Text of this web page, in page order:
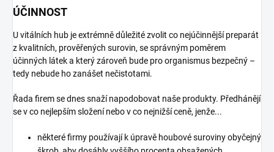
ÚČINNOST
U vitálních hub je extrémně důležité zvolit co nejúčinnější preparát
z kvalitních, prověřených surovin, se správným poměrem
účinných látek a který zároveň bude pro organismus bezpečný –
tedy nebude ho zanášet nečistotami.
Řada firem se dnes snaží napodobovat naše produkty. Předhánějí
se v co nejlepším složení nebo v co nejnižší ceně, jenže...
některé firmy používají k úpravě houbové suroviny obyčejný